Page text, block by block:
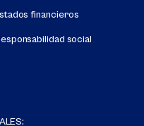
financieros
social